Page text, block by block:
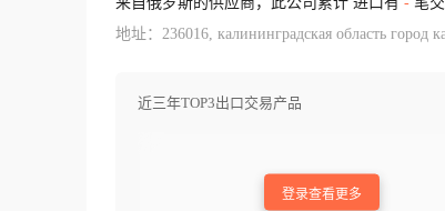
地址：236016, калининградская область город
近三年TOP3出口交易产品
登录查看更多